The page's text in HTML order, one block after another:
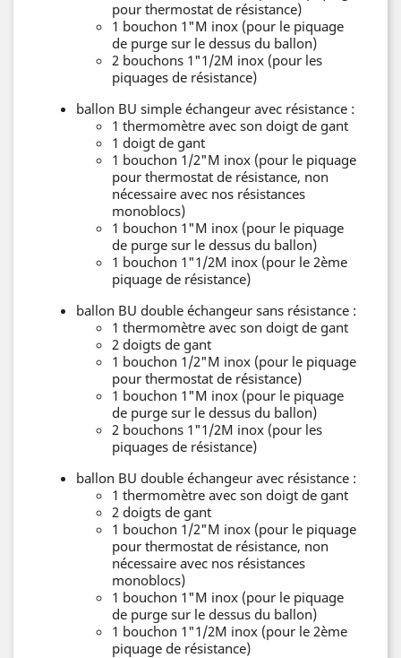
pour thermostat de résistance)
1 bouchon 1"M inox (pour le piquage
de purge sur le dessus du ballon)
2 bouchons 1"1/2M inox (pour les
piquages de résistance)
ballon BU simple échangeur avec résistance :
1 thermomètre avec son doigt de gant
1 doigt de gant
1 bouchon 1/2"M inox (pour le piquage
pour thermostat de résistance, non
nécessaire avec nos résistances
monoblocs)
1 bouchon 1"M inox (pour le piquage
de purge sur le dessus du ballon)
1 bouchon 1"1/2M inox (pour le 2ème
piquage de résistance)
ballon BU double échangeur sans résistance :
1 thermomètre avec son doigt de gant
2 doigts de gant
1 bouchon 1/2"M inox (pour le piquage
pour thermostat de résistance)
1 bouchon 1"M inox (pour le piquage
de purge sur le dessus du ballon)
2 bouchons 1"1/2M inox (pour les
piquages de résistance)
ballon BU double échangeur avec résistance :
1 thermomètre avec son doigt de gant
2 doigts de gant
1 bouchon 1/2"M inox (pour le piquage
pour thermostat de résistance, non
nécessaire avec nos résistances
monoblocs)
1 bouchon 1"M inox (pour le piquage
de purge sur le dessus du ballon)
1 bouchon 1"1/2M inox (pour le 2ème
piquage de résistance)